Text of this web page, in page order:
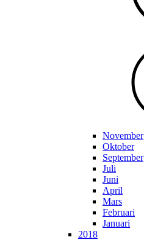
November
Oktober
September
Juli
Juni
April
Mars
Februari
Januari
2018